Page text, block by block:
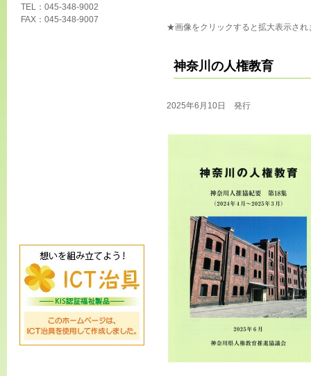
TEL：045-348-9002
FAX：045-348-9007
★画像をクリックすると拡大表示され
神奈川の人権教育
2025年6月10日 発行